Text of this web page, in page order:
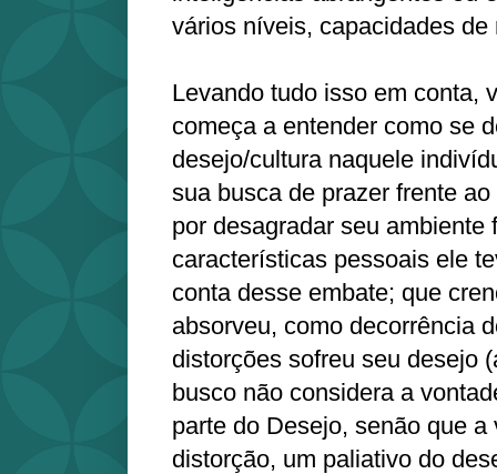
vários níveis, capacidades
Levando tudo isso em conta,
começa a entender como se
desejo/cultura naquele
sua busca de prazer frente
por desagradar seu ambiente
características pessoais ele
conta desse embate; que
absorveu, como decorrência
distorções sofreu seu desejo
busco não considera a
parte do Desejo, senão que a
distorção, um paliativo do